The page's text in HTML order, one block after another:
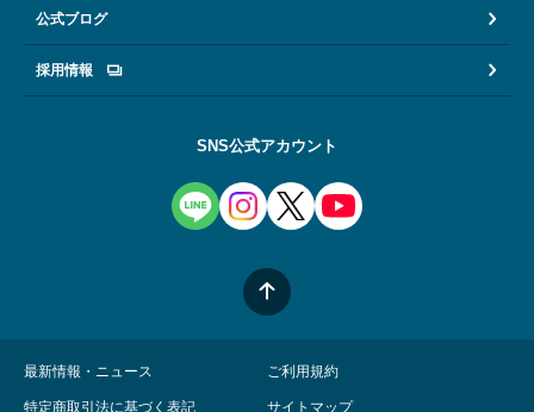
公式ブログ
採用情報
SNS公式アカウント
最新情報・ニュース ご利用規約
特定商取引法に基づく表記 サイトマップ